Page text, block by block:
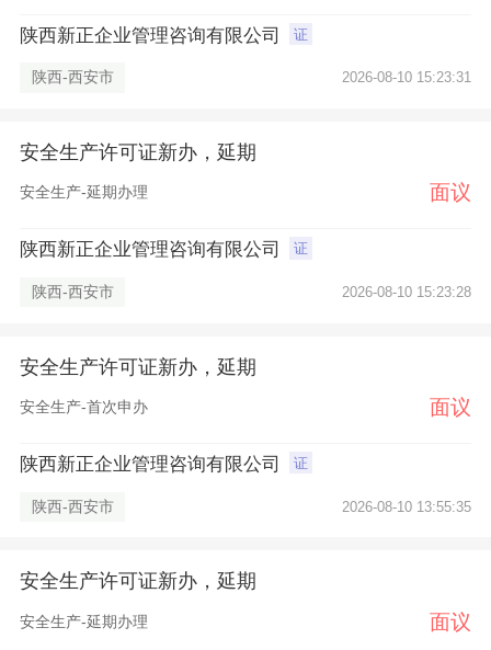
×
陕西新正企业管理咨询有限公司 证
陕西-西安市 2026-08-10 15:23:31
安全生产许可证新办，延期
安全生产-延期办理 面议
陕西新正企业管理咨询有限公司 证
陕西-西安市 2026-08-10 15:23:28
安全生产许可证新办，延期
安全生产-首次申办 面议
陕西新正企业管理咨询有限公司 证
陕西-西安市 2026-08-10 13:55:35
安全生产许可证新办，延期
安全生产-延期办理 面议